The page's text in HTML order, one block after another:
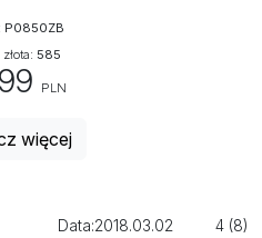
P0850ZB
585
PLN
więcej
Data:2018.03.02 4 (8)